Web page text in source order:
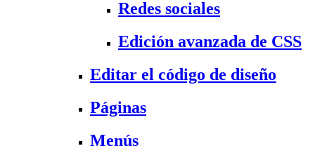
Redes sociales
Edición avanzada de CSS
Editar el código de diseño
Páginas
Menús